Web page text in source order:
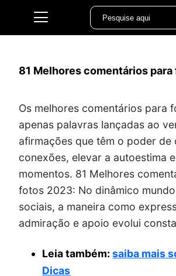
81 Melhores comentários
Os melhores comentários para
apenas palavras lançadas ao
afirmações que têm o poder de
conexões, elevar a autoestima
momentos. 81 Melhores
fotos 2023: No dinâmico
sociais, a maneira como
admiração e apoio evolui
Leia também:saiba mais
Dicas